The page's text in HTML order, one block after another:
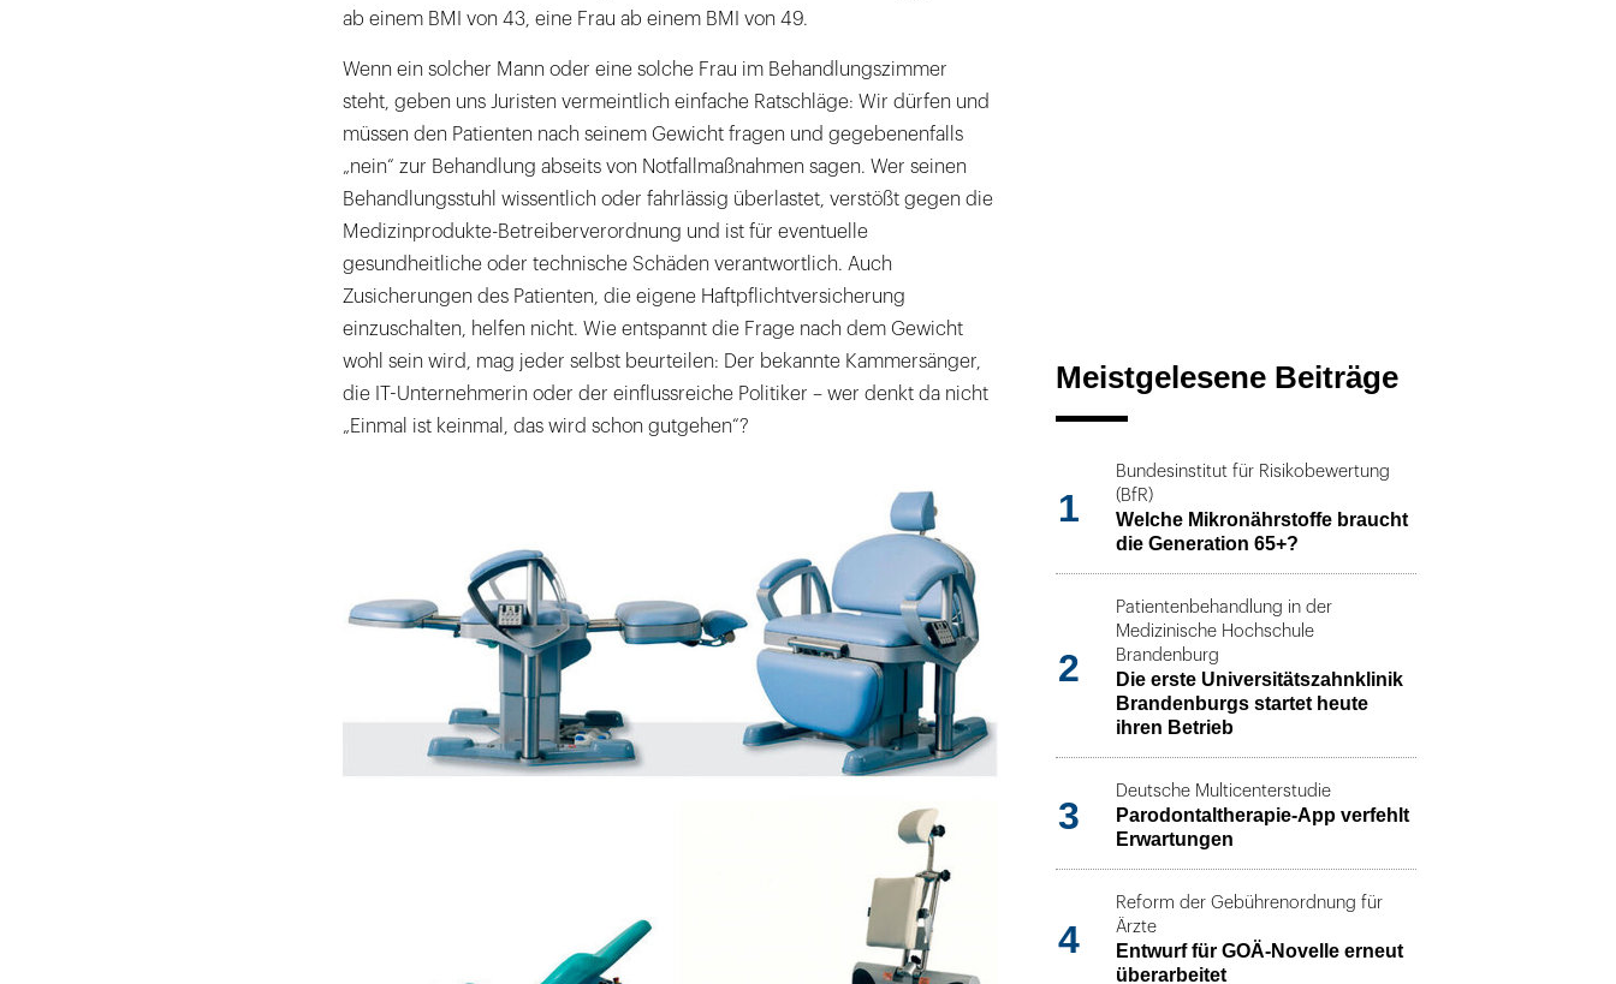
ab einem BMI von 43, eine Frau ab einem BMI von 49.
Wenn ein solcher Mann oder eine solche Frau im Behandlungszimmer
steht, geben uns Juristen vermeintlich einfache Ratschläge: Wir dürfen und
müssen den Patienten nach seinem Gewicht fragen und gegebenenfalls
„nein“ zur Behandlung abseits von Notfallmaßnahmen sagen. Wer seinen
Behandlungsstuhl wissentlich oder fahrlässig überlastet, verstößt gegen die
Medizinprodukte-Betreiberverordnung und ist für eventuelle
gesundheitliche oder technische Schäden verantwortlich. Auch
Zusicherungen des Patienten, die eigene Haftpflichtversicherung
einzuschalten, helfen nicht. Wie entspannt die Frage nach dem Gewicht
wohl sein wird, mag jeder selbst beurteilen: Der bekannte Kammersänger,
die IT-Unternehmerin oder der einflussreiche Politiker – wer denkt da nicht
„Einmal ist keinmal, das wird schon gutgehen“?
Meistgelesene Beiträge
1
Bundesinstitut für Risikobewertung
(BfR)
Welche Mikronährstoffe braucht
die Generation 65+?
2
Patientenbehandlung in der
Medizinische Hochschule
Brandenburg
Die erste Universitätszahnklinik
Brandenburgs startet heute
ihren Betrieb
3
Deutsche Multicenterstudie
Parodontaltherapie-App verfehlt
Erwartungen
4
Reform der Gebührenordnung für
Ärzte
Entwurf für GOÄ-Novelle erneut
überarbeitet